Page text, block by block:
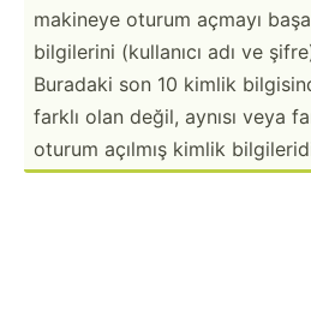
makineye oturum açmayı
bilgil­erini (kullanıcı adı ve
Buradaki son 10 kimlik
farklı olan değil, aynısı veya
oturum açılmış kimlik